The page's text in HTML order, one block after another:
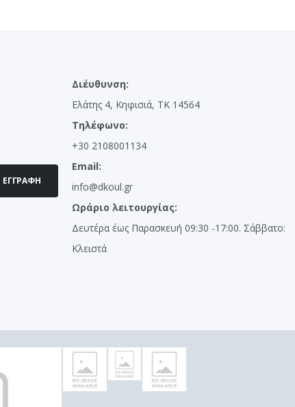
ΕΓΓΡΑΦΉ
Διέυθυνση:
Ελάτης 4, Κηφισιά, ΤΚ 14564
Τηλέφωνο:
+30 2108001134
Email:
info@dkoul.gr
Ωράριο λειτουργίας:
Δευτέρα έως Παρασκευή 09:30 -17:00. Σάββατο:
Κλειστά